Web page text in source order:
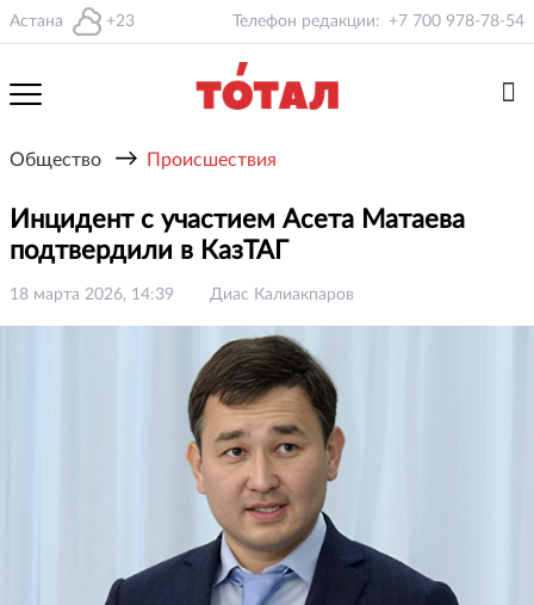
Астана +23 Телефон редакции: +7 700 978-78-54
Общество → Происшествия
Инцидент с участием Асета Матаева
подтвердили в КазТАГ
18 марта 2026, 14:39 Диас Калиакпаров